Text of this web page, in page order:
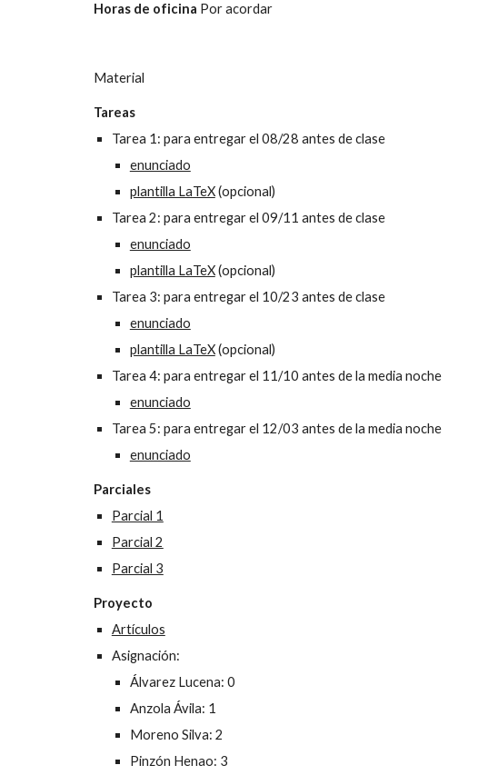
Horas de oficina Por acordar
Material
Tareas
Tarea 1: para entregar el 08/28 antes de clase
enunciado
plantilla LaTeX (opcional)
Tarea 2: para entregar el 09/11 antes de clase
enunciado
plantilla LaTeX (opcional)
Tarea 3: para entregar el 10/23 antes de clase
enunciado
plantilla LaTeX (opcional)
Tarea 4: para entregar el 11/10 antes de la media noche
enunciado
Tarea 5: para entregar el 12/03 antes de la media noche
enunciado
Parciales
Parcial 1
Parcial 2
Parcial 3
Proyecto
Artículos
Asignación:
Álvarez Lucena: 0
Anzola Ávila: 1
Moreno Silva: 2
Pinzón Henao: 3